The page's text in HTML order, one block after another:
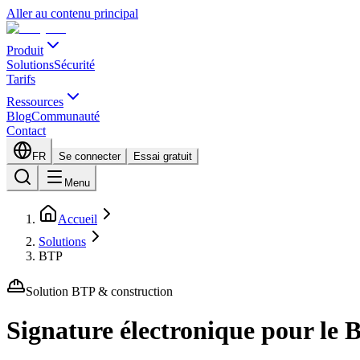
Aller au contenu principal
Produit
SolutionsSécurité
Tarifs
Ressources
BlogCommunauté
Contact
FR Se connecter Essai gratuit
Menu
Accueil
Solutions
BTP
Solution BTP & construction
Signature électronique pour le